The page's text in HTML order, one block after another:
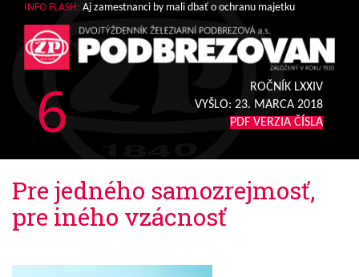
INFO FLASH: Aj zamestnanci by mali dbať o ochranu majetku
6
ROČNÍK LXXIV
VYŠLO: 23. MARCA 2018
PDF VERZIA ČÍSLA
Pre jedného samozrejmosť,
pre iného vzácnosť